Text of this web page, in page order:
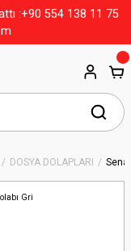
:+90 554 138 11 75
DOSYA DOLAPLARI Sena